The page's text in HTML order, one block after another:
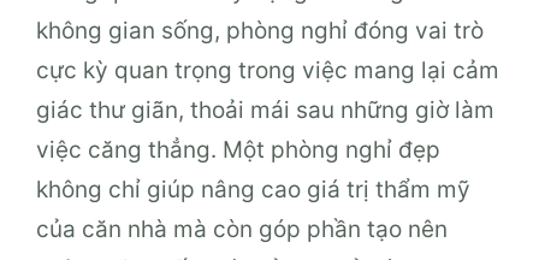
không gian sống, phòng nghỉ đóng vai trò
cực kỳ quan trọng trong việc mang lại cảm
giác thư giãn, thoải mái sau những giờ làm
việc căng thẳng. Một phòng nghỉ đẹp
không chỉ giúp nâng cao giá trị thẩm mỹ
của căn nhà mà còn góp phần tạo nên